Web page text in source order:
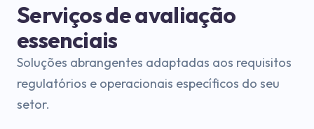
Serviços de avaliação
essenciais
Soluções abrangentes adaptadas aos requisitos
regulatórios e operacionais específicos do seu
setor.